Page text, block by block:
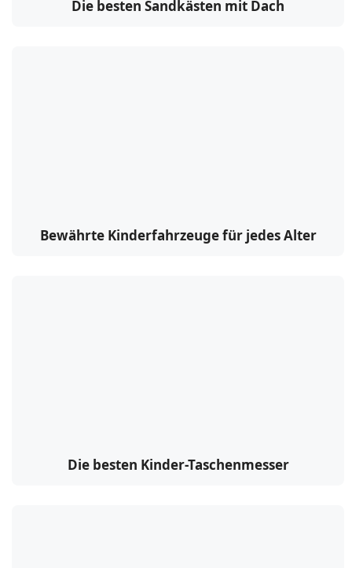
Die besten Sandkästen mit Dach
Bewährte Kinderfahrzeuge für jedes Alter
Die besten Kinder-Taschenmesser